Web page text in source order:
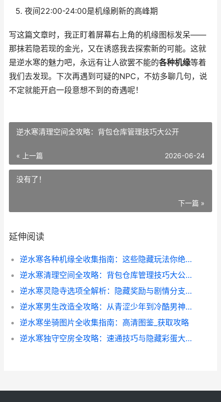
夜间22:00-24:00是机缘刷新的高峰期
写这篇文章时，我正盯着屏幕右上角的机缘图标发呆——
那抹若隐若现的金光，又在诱惑我去探索新的可能。这就
是逆水寒的魅力吧，永远有让人欲罢不能的各种机缘等着
我们去发现。下次再遇到可疑的NPC，不妨多聊几句，说
不定就能开启一段意想不到的奇遇呢！
逆水寒清理空间全攻略：背包仓库管理技巧大公开
« 上一篇 2026-06-24
没有了！
下一篇 »
延伸阅读
逆水寒各种机缘全收集指南：这些隐藏玩法你绝对不能错过_
逆水寒清理空间全攻略：背包仓库管理技巧大公开
逆水寒灵隐寺选项全解析：隐藏奖励与剧情分支选择指南
逆水寒男生改造全攻略：从青涩少年到冷酷男神的蜕变技巧
逆水寒坐骑图片全收集指南：高清图鉴_获取攻略
逆水寒独守空房全攻略：速通技巧与隐藏彩蛋大揭秘